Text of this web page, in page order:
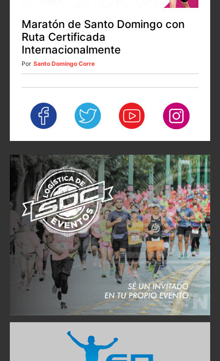
Maratón de Santo Domingo con
Ruta Certificada
Internacionalmente
Por Santo Domingo Corre